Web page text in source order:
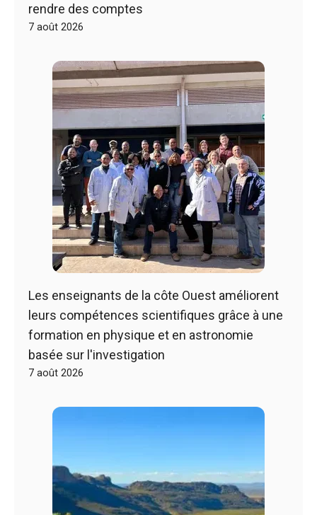
rendre des comptes
7 août 2026
Les enseignants de la côte Ouest améliorent
leurs compétences scientifiques grâce à une
formation en physique et en astronomie
basée sur l'investigation
7 août 2026